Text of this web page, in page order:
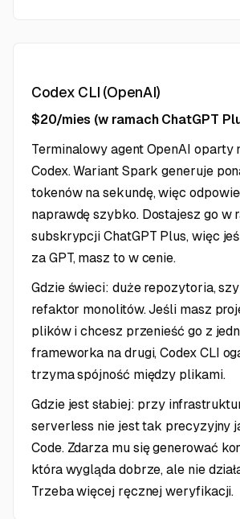
Codex CLI (OpenAI)
$20/mies (w ramach ChatGPT
Terminalowy agent OpenAI oparty
Codex. Wariant Spark generuje
tokenów na sekundę, więc
naprawdę szybko. Dostajesz go w
subskrypcji ChatGPT Plus, więc
za GPT, masz to w cenie.
Gdzie świeci: duże repozytoria,
refaktor monolitów. Jeśli masz
plików i chcesz przenieść go z
frameworka na drugi, Codex CLI
trzyma spójność między plikami.
Gdzie jest słabiej: przy
serverless nie jest tak precyzyjny
Code. Zdarza mu się generować
która wygląda dobrze, ale nie
Trzeba więcej ręcznej weryfikacji.